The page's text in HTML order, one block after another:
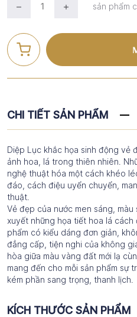
sản phẩm
CHI TIẾT SẢN PHẨM
Diệp Lục khắc họa sinh động vẻ
ảnh hoa, lá trong thiên nhiên.
nghệ thuật hóa một cách khéo
đáo, cách điệu uyển chuyển,
thuật.
Vẻ đẹp của nước men sáng,
xuyết những họa tiết hoa lá
phẩm có kiểu dáng đơn giản,
đẳng cấp, tiện nghi của không
hòa giữa màu vàng đất mới lạ
mang đến cho mỗi sản phẩm sự
kém phần sang trọng, thanh lịch.
KÍCH THƯỚC SẢN PHẨM